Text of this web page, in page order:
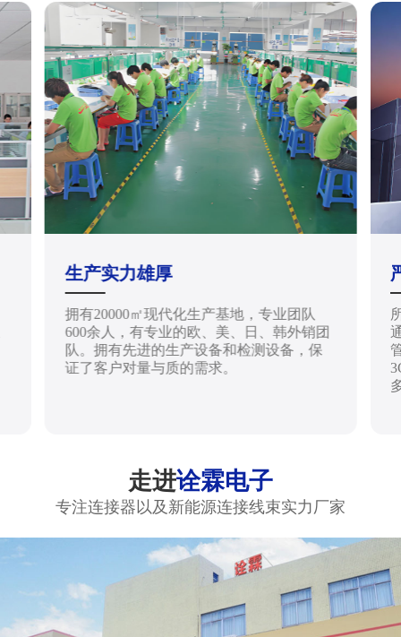
生产实力雄厚
拥有20000㎡现代化生产基地，专业团队
600余人，有专业的欧、美、日、韩外销团
队。拥有先进的生产设备和检测设备，保
证了客户对量与质的需求。
走进诠霖电子
专注连接器以及新能源连接线束实力厂家